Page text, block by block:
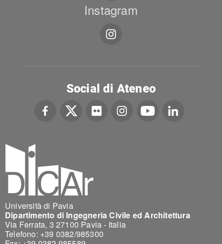
Instagram
Università di Pavia
Dipartimento di Ingegneria Civile ed Architettura
Via Ferrata, 3 27100 Pavia - Italia
Telefono: +39 0382/985300
Social di Ateneo